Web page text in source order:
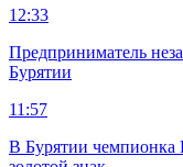
12:33
Предприниматель
Бурятии
11:57
В Бурятии чемпионка